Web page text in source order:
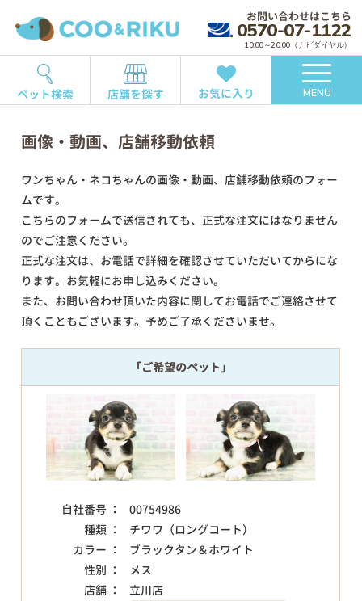
お問い合わせはこちら
0570-07-1122
10:00～20:00（ナビダイヤル）
ペット検索 店舗を探す お気に入り MENU
画像・動画、店舗移動依頼
ワンちゃん・ネコちゃんの画像・動画、店舗移動依頼のフォー
ムです。
こちらのフォームで送信されても、正式な注文にはなりません
のでご注意ください。
正式な注文は、お電話で詳細を確認させていただいてからにな
ります。お気軽にお申し込みください。
また、お問い合わせ頂いた内容に関してお電話でご連絡させて
頂くこともございます。予めご了承くださいませ。
「ご希望のペット」
自社番号 ：
00754986
種類 ：
チワワ（ロングコート）
カラー ：
ブラックタン＆ホワイト
性別 ：
メス
店舗 ：
立川店